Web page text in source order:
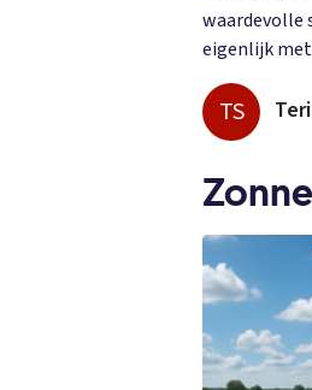
waardevolle
eigenlijk
TS